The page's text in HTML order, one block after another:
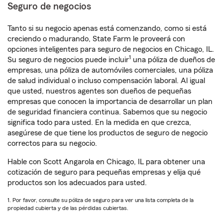
Seguro de negocios
Tanto si su negocio apenas está comenzando, como si está
creciendo o madurando, State Farm le proveerá con
opciones inteligentes para seguro de negocios en Chicago, IL.
Su seguro de negocios puede incluir1 una póliza de dueños de
empresas, una póliza de automóviles comerciales, una póliza
de salud individual o incluso compensación laboral. Al igual
que usted, nuestros agentes son dueños de pequeñas
empresas que conocen la importancia de desarrollar un plan
de seguridad financiera continua. Sabemos que su negocio
significa todo para usted. En la medida en que crezca,
asegúrese de que tiene los productos de seguro de negocio
correctos para su negocio.
Hable con Scott Angarola en Chicago, IL para obtener una
cotización de seguro para pequeñas empresas y elija qué
productos son los adecuados para usted.
1. Por favor, consulte su póliza de seguro para ver una lista completa de la
propiedad cubierta y de las pérdidas cubiertas.